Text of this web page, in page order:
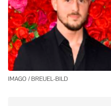
IMAGO / BREUEL-BILD